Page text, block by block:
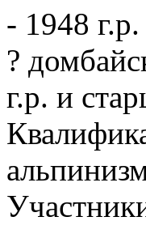
- 1948
?
г.р. и